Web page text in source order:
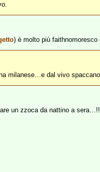
) è molto più
milanese…e dal vivo
un zzoca da nattino a sera…!!